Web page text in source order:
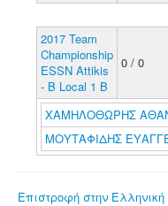
2017 Team
Championship
ESSN Attikis
- B Local 1 B
0 / 0
ΧΑΜΗΛΟΘΩΡΗΣ
ΜΟΥΤΑΦΙΔΗΣ
Επιστροφή στην